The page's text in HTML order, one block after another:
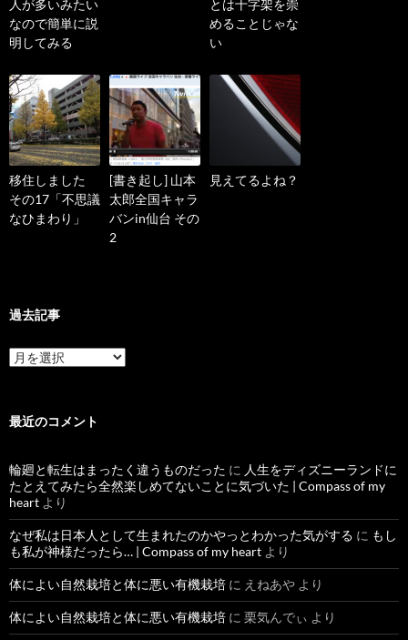
人が多いみたい
なので簡単に説
明してみる
とは十字架を崇
めることじゃな
い
移住しました
その17「不思議
なひまわり」
[書き起し] 山本
太郎全国キャラ
バンin仙台 その
2
見えてるよね？
過去記事
過
去
最近のコメント
輪廻と転生はまったく違うものだった に 人生をディズニーランドに
たとえてみたら全然楽しめてないことに気づいた | Compass of my
heart より
なぜ私は日本人として生まれたのかやっとわかった気がする に もし
も私が神様だったら… | Compass of my heart より
体によい自然栽培と体に悪い有機栽培 に えねあや より
体によい自然栽培と体に悪い有機栽培 に 栗気んでぃ より